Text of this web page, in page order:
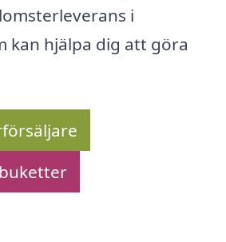
i
kan hjälpa dig att göra